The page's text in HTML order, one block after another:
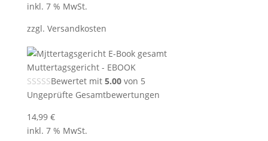
inkl. 7 % MwSt.
zzgl. Versandkosten
Muttertagsgericht - EBOOK
Bewertet mit 5.00von 5
Ungeprüfte Gesamtbewertungen
14,99 €
inkl. 7 % MwSt.